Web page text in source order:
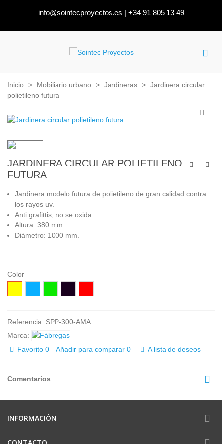
info@sointecproyectos.es | +34 91 805 13 49
Inicio > Mobiliario urbano > Jardineras > Jardinera circular
polietileno futura
JARDINERA CIRCULAR POLIETILENO
FUTURA
Jardinera modelo futura de polietileno de gran calidad contra
los rayos uv.
Anti grafittis, no se oxida.
Altura: 380 mm.
Diámetro: 1000 mm.
Color
Referencia: SPP-300-AMA
Marca:
Favorito 0 Añadir para comparar 0 A lista de deseos
Comentarios
INFORMACIÓN